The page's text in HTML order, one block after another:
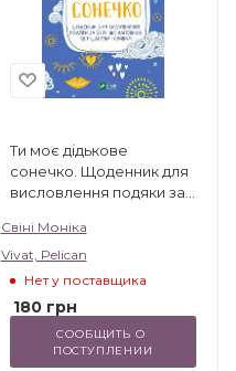
Ти моє дідькове
сонечко. Щоденник для
висловлення подяки за
щастям і сяйвом
Свіні Моніка
Vivat, Pelican
Нет у поставщика
180грн
СООБЩИТЬ О
ПОСТУПЛЕНИИ